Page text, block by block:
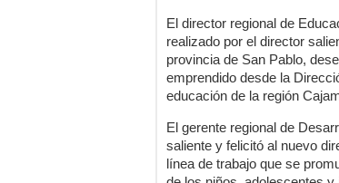
El director regional de
realizado por el director
provincia de San Pablo,
emprendido desde la
educación de la región
El gerente regional de
saliente y felicitó al nuevo
línea de trabajo que se